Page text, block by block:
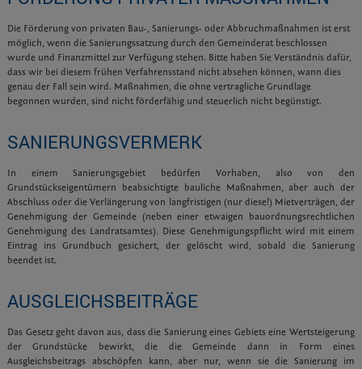
Die Förderung von privaten Bau-, Sanierungs- oder Abbruchmaßnahmen ist erst
möglich, wenn die Sanierungssatzung durch den Gemeinderat beschlossen
wurde und Finanzmittel zur Verfügung stehen. Bitte haben Sie Verständnis dafür,
dass wir bei diesem frühen Verfahrensstand nicht absehen können, wann dies
genau der Fall sein wird. Maßnahmen, die ohne vertragliche Grundlage
begonnen wurden, sind nicht förderfähig und steuerlich nicht begünstigt.
SANIERUNGSVERMERK
In einem Sanierungsgebiet bedürfen Vorhaben, also von den
Grundstückseigentümern beabsichtigte bauliche Maßnahmen, aber auch der
Abschluss oder die Verlängerung von langfristigen (nur diese!) Mietverträgen, der
Genehmigung der Gemeinde (neben einer etwaigen bauordnungsrechtlichen
Genehmigung des Landratsamtes). Diese Genehmigungspflicht wird mit einem
Eintrag ins Grundbuch gesichert, der gelöscht wird, sobald die Sanierung
beendet ist.
AUSGLEICHSBEITRÄGE
Das Gesetz geht davon aus, dass die Sanierung eines Gebiets eine Wertsteigerung
der Grundstücke bewirkt, die die Gemeinde dann in Form eines
Ausgleichsbeitrags abschöpfen kann, aber nur, wenn sie die Sanierung im